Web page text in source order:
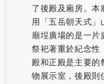
了後殿及廂房。本
用「五岳朝天式
廟埕廣場的是一片
祭祀著重於紀念性
殿和正殿是主要的
物展示室，後殿則